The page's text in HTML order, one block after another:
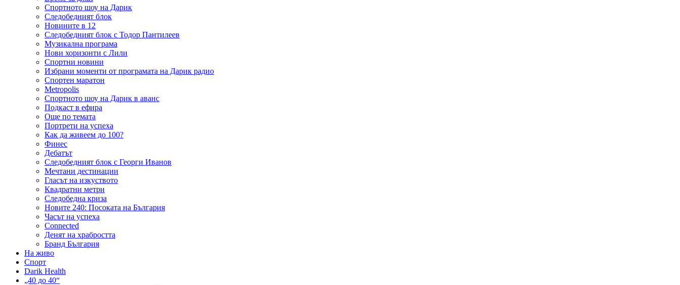
Спортното шоу на Дарик
Следобедният блок
Новините в 12
Следобедният блок с Тодор Пантилеев
Музикална програма
Нови хоризонти с Лили
Спортни новини
Избрани моменти от програмата на Дарик радио
Спортен маратон
Metropolis
Спортното шоу на Дарик в аванс
Подкаст в ефира
Още по темата
Портрети на успеха
Как да живеем до 100?
Финес
Дебатът
Следобедният блок с Георги Иванов
Мечтани дестинации
Гласът на изкуството
Квадратни метри
Следобедна криза
Новите 240: Посоката на България
Часът на успеха
Connected
Денят на храбростта
Бранд България
На живо
Спорт
Darik Health
„40 до 40“